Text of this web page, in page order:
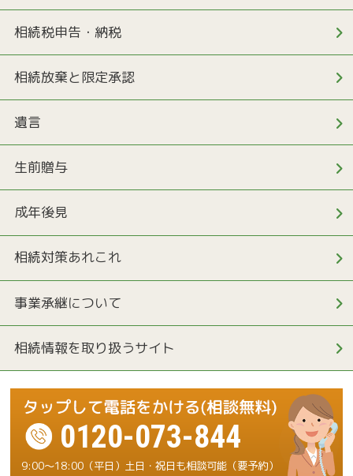
相続税申告・納税
相続放棄と限定承認
遺言
生前贈与
成年後見
相続対策あれこれ
事業承継について
相続情報を取り扱うサイト
0120-073-844
9:00～18:00（平日）土日・祝日も相談可能（要予約）